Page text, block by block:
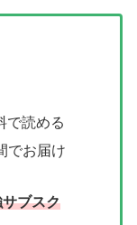
で読める
でお届け
ブスク